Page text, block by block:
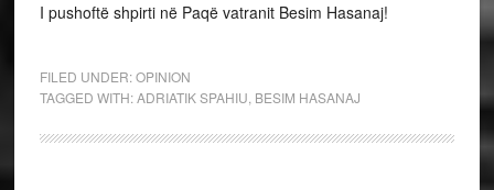
I pushoftë shpirti në Paqë vatranit Besim Hasanaj!
FILED UNDER:OPINION
TAGGED WITH:ADRIATIK SPAHIU BESIM HASANAJ